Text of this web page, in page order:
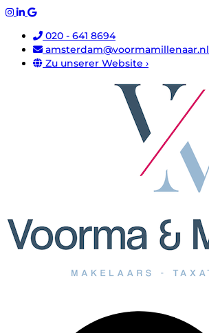
020 - 641 8694
amsterdam@voormamillenaar.nl
Zu unserer Website ›